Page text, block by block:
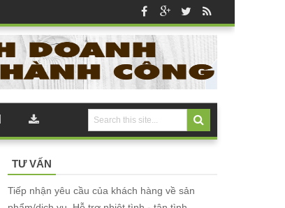
TƯ VẤN
Tiếp nhận yêu cầu của khách hàng về sản